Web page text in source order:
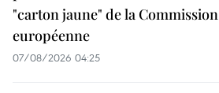
"carton jaune" de la Commission
européenne
07/08/2026 04:25